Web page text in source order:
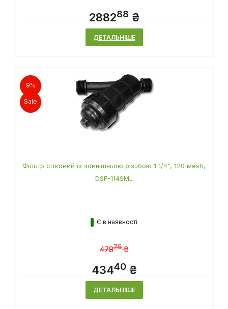
288288 ₴
ДЕТАЛЬНІШЕ
9%
Sale
Фільтр сітковий із зовнішньою різьбою 1 1/4", 120 мesh,
DSF-114SML
Є в наявності
47875₴
43440₴
ДЕТАЛЬНІШЕ